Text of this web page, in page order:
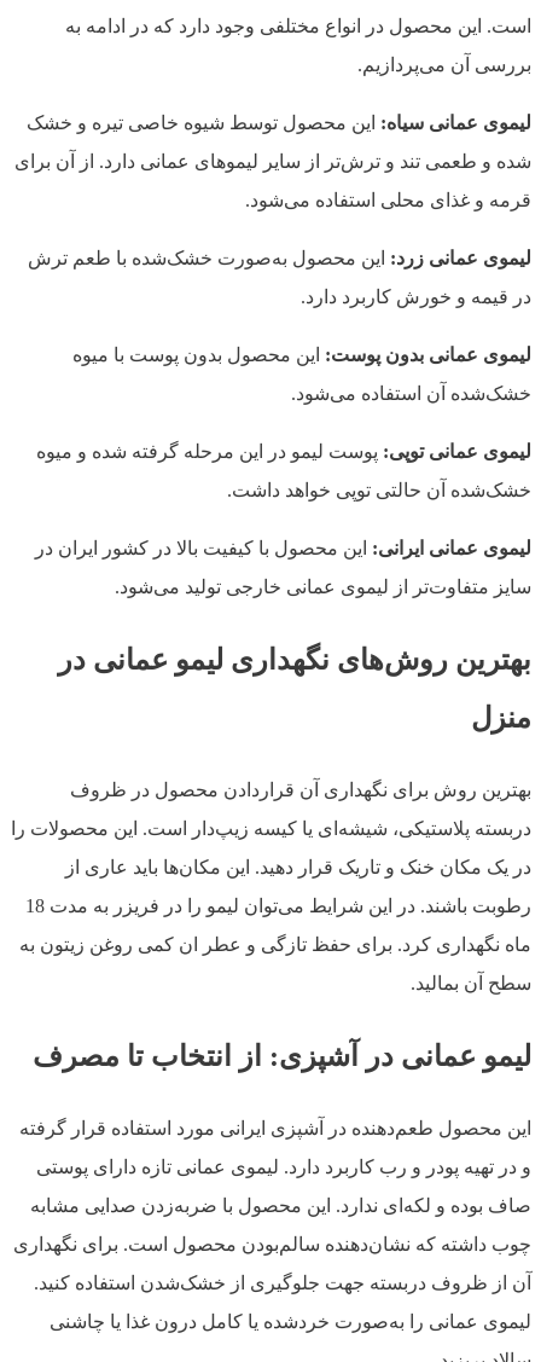
است. این محصول در انواع مختلفی وجود دارد که در ادامه به
بررسی آن می‌پردازیم.
لیموی عمانی سیاه: این محصول توسط شیوه خاصی تیره و خشک
شده و طعمی تند و ترش‌تر از سایر لیموهای عمانی دارد. از آن برای
قرمه و غذای محلی استفاده می‌شود.
لیموی عمانی زرد: این محصول به‌صورت خشک‌شده با طعم ترش
در قیمه و خورش کاربرد دارد.
لیموی عمانی بدون پوست: این محصول بدون پوست با میوه
خشک‌شده آن استفاده می‌شود.
لیموی عمانی توپی: پوست لیمو در این مرحله گرفته شده و میوه
خشک‌شده آن حالتی توپی خواهد داشت.
لیموی عمانی ایرانی: این محصول با کیفیت بالا در کشور ایران در
سایز متفاوت‌تر از لیموی عمانی خارجی تولید می‌شود.
بهترین روش‌های نگهداری لیمو عمانی در
منزل
بهترین روش برای نگهداری آن قراردادن محصول در ظروف
دربسته پلاستیکی، شیشه‌ای یا کیسه زیپ‌دار است. این محصولات را
در یک مکان خنک و تاریک قرار دهید. این مکان‌ها باید عاری از
رطوبت باشند. در این شرایط می‌توان لیمو را در فریزر به مدت 18
ماه نگهداری کرد. برای حفظ تازگی و عطر ان کمی روغن زیتون به
سطح آن بمالید.
لیمو عمانی در آشپزی: از انتخاب تا مصرف
این محصول طعم‌دهنده در آشپزی ایرانی مورد استفاده قرار گرفته
و در تهیه پودر و رب کاربرد دارد. لیموی عمانی تازه دارای پوستی
صاف بوده و لکه‌ای ندارد. این محصول با ضربه‌زدن صدایی مشابه
چوب داشته که نشان‌دهنده سالم‌بودن محصول است. برای نگهداری
آن از ظروف دربسته جهت جلوگیری از خشک‌شدن استفاده کنید.
لیموی عمانی را به‌صورت خردشده یا کامل درون غذا یا چاشنی